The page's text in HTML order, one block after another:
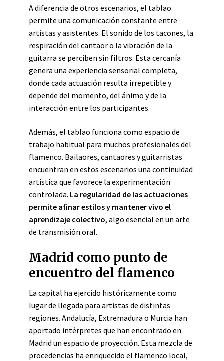
A diferencia de otros escenarios, el tablao
permite una comunicación constante entre
artistas y asistentes. El sonido de los tacones, la
respiración del cantaor o la vibración de la
guitarra se perciben sin filtros. Esta cercanía
genera una experiencia sensorial completa,
donde cada actuación resulta irrepetible y
depende del momento, del ánimo y de la
interacción entre los participantes.
Además, el tablao funciona como espacio de
trabajo habitual para muchos profesionales del
flamenco. Bailaores, cantaores y guitarristas
encuentran en estos escenarios una continuidad
artística que favorece la experimentación
controlada. La regularidad de las actuaciones
permite afinar estilos y mantener vivo el
aprendizaje colectivo, algo esencial en un arte
de transmisión oral.
Madrid como punto de
encuentro del flamenco
La capital ha ejercido históricamente como
lugar de llegada para artistas de distintas
regiones. Andalucía, Extremadura o Murcia han
aportado intérpretes que han encontrado en
Madrid un espacio de proyección. Esta mezcla de
procedencias ha enriquecido el flamenco local,